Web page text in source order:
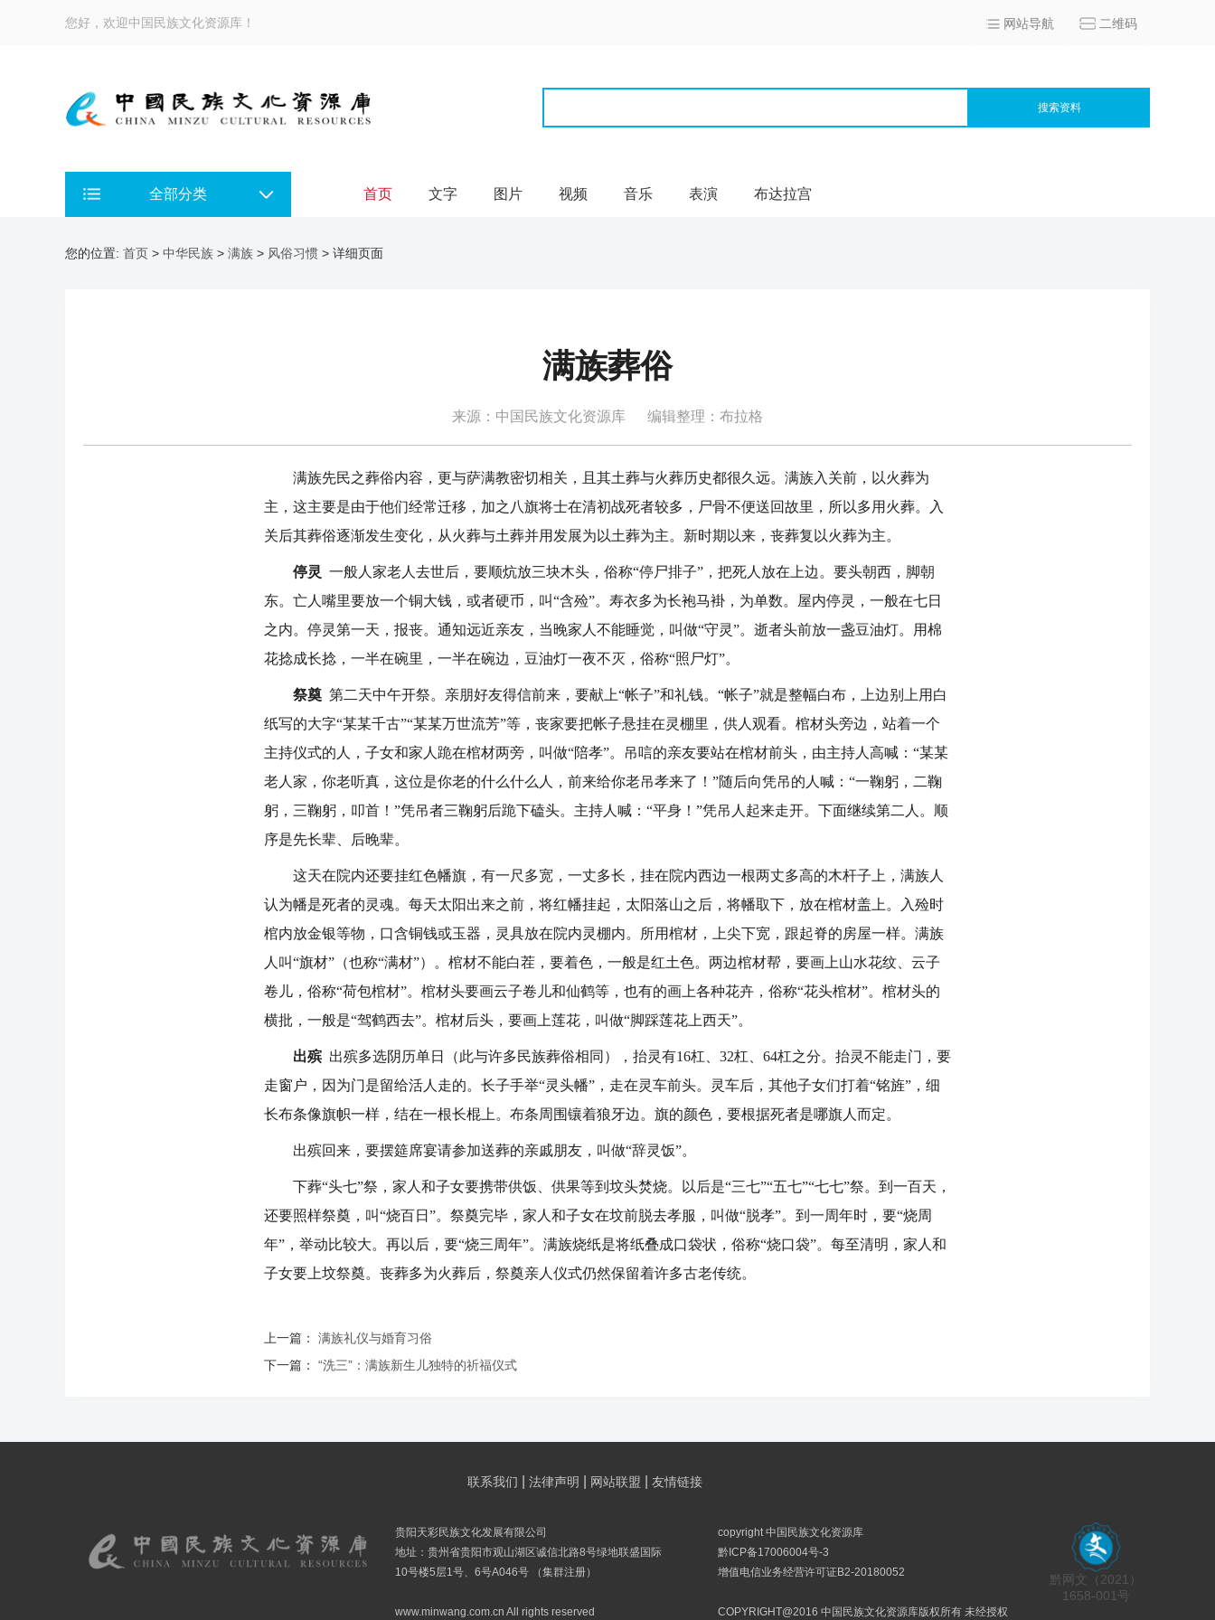
您好，欢迎中国民族文化资源库！ 网站导航 二维码
搜索资料
全部分类 首页 文字 图片 视频 音乐 表演 布达拉宫
您的位置: 首页 > 中华民族 > 满族 > 风俗习惯 > 详细页面
满族葬俗
来源：中国民族文化资源库 编辑整理：布拉格
满族先民之葬俗内容，更与萨满教密切相关，且其土葬与火葬历史都很久远。满族入关前，以火葬为
主，这主要是由于他们经常迁移，加之八旗将士在清初战死者较多，尸骨不便送回故里，所以多用火葬。入
关后其葬俗逐渐发生变化，从火葬与土葬并用发展为以土葬为主。新时期以来，丧葬复以火葬为主。
停灵 一般人家老人去世后，要顺炕放三块木头，俗称“停尸排子”，把死人放在上边。要头朝西，脚朝
东。亡人嘴里要放一个铜大钱，或者硬币，叫“含殓”。寿衣多为长袍马褂，为单数。屋内停灵，一般在七日
之内。停灵第一天，报丧。通知远近亲友，当晚家人不能睡觉，叫做“守灵”。逝者头前放一盏豆油灯。用棉
花捻成长捻，一半在碗里，一半在碗边，豆油灯一夜不灭，俗称“照尸灯”。
祭奠 第二天中午开祭。亲朋好友得信前来，要献上“帐子”和礼钱。“帐子”就是整幅白布，上边别上用白
纸写的大字“某某千古”“某某万世流芳”等，丧家要把帐子悬挂在灵棚里，供人观看。棺材头旁边，站着一个
主持仪式的人，子女和家人跪在棺材两旁，叫做“陪孝”。吊唁的亲友要站在棺材前头，由主持人高喊：“某某
老人家，你老听真，这位是你老的什么什么人，前来给你老吊孝来了！”随后向凭吊的人喊：“一鞠躬，二鞠
躬，三鞠躬，叩首！”凭吊者三鞠躬后跪下磕头。主持人喊：“平身！”凭吊人起来走开。下面继续第二人。顺
序是先长辈、后晚辈。
这天在院内还要挂红色幡旗，有一尺多宽，一丈多长，挂在院内西边一根两丈多高的木杆子上，满族人
认为幡是死者的灵魂。每天太阳出来之前，将红幡挂起，太阳落山之后，将幡取下，放在棺材盖上。入殓时
棺内放金银等物，口含铜钱或玉器，灵具放在院内灵棚内。所用棺材，上尖下宽，跟起脊的房屋一样。满族
人叫“旗材”（也称“满材”）。棺材不能白茬，要着色，一般是红土色。两边棺材帮，要画上山水花纹、云子
卷儿，俗称“荷包棺材”。棺材头要画云子卷儿和仙鹤等，也有的画上各种花卉，俗称“花头棺材”。棺材头的
横批，一般是“驾鹤西去”。棺材后头，要画上莲花，叫做“脚踩莲花上西天”。
出殡 出殡多选阴历单日（此与许多民族葬俗相同），抬灵有16杠、32杠、64杠之分。抬灵不能走门，要
走窗户，因为门是留给活人走的。长子手举“灵头幡”，走在灵车前头。灵车后，其他子女们打着“铭旌”，细
长布条像旗帜一样，结在一根长棍上。布条周围镶着狼牙边。旗的颜色，要根据死者是哪旗人而定。
出殡回来，要摆筵席宴请参加送葬的亲戚朋友，叫做“辞灵饭”。
下葬“头七”祭，家人和子女要携带供饭、供果等到坟头焚烧。以后是“三七”“五七”“七七”祭。到一百天，
还要照样祭奠，叫“烧百日”。祭奠完毕，家人和子女在坟前脱去孝服，叫做“脱孝”。到一周年时，要“烧周
年”，举动比较大。再以后，要“烧三周年”。满族烧纸是将纸叠成口袋状，俗称“烧口袋”。每至清明，家人和
子女要上坟祭奠。丧葬多为火葬后，祭奠亲人仪式仍然保留着许多古老传统。
上一篇： 满族礼仪与婚育习俗
下一篇： “洗三”：满族新生儿独特的祈福仪式
联系我们 法律声明 网站联盟 友情链接
贵阳天彩民族文化发展有限公司
地址：贵州省贵阳市观山湖区诚信北路8号绿地联盛国际
10号楼5层1号、6号A046号 （集群注册）
www.minwang.com.cn All rights reserved
copyright 中国民族文化资源库
黔ICP备17006004号-3
增值电信业务经营许可证B2-20180052
COPYRIGHT@2016 中国民族文化资源库版权所有 未经授权
黔网文（2021）
1658-001号